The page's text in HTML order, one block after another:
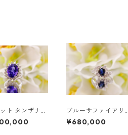
ト タンザナイ
ヤモンドリン
ブルーサファイアリン
グ
¥680,000